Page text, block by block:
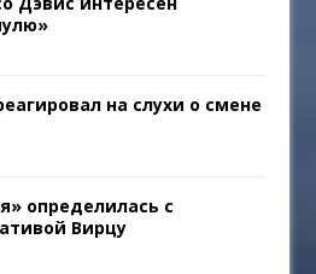
на слухи о смене
определилась с
Вирцу